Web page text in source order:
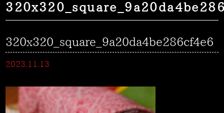
320x320_square_9a20da4be286cf4e6
2023.11.13